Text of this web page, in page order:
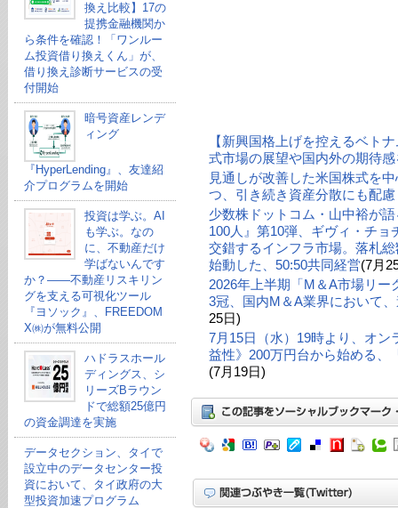
換え比較】17の
提携金融機関か
ら条件を確認！「ワンルー
ム投資借り換えくん」が、
借り換え診断サービスの受
付開始
暗号資産レンデ
ィング
『HyperLending』、友達紹
介プログラムを開始
投資は学ぶ。AI
も学ぶ。なの
に、不動産だけ
学ばないんです
か？——不動産リスキリン
グを支える可視化ツール
『ヨソック』、FREEDOM
X㈱が無料公開
ハドラスホール
ディングス、シ
リーズBラウン
ドで総額25億円
の資金調達を実施
データセクション、タイで
設立中のデータセンター投
資において、タイ政府の大
型投資加速プログラム
【新興国格上げを控えるベト
式市場の展望や国内外の期待
見通しが改善した米国株式を
つ、引き続き資産分散にも配
少数株ドットコム・山中裕が
100人』第10弾、ギヴィ・チ
交錯するインフラ市場。落札
始動した、50:50共同経営(7月
2026年上半期「M＆A市場リー
3冠、国内M＆A業界において
25日)
7月15日（水）19時より、オン
益性》200万円台から始める、
(7月19日)